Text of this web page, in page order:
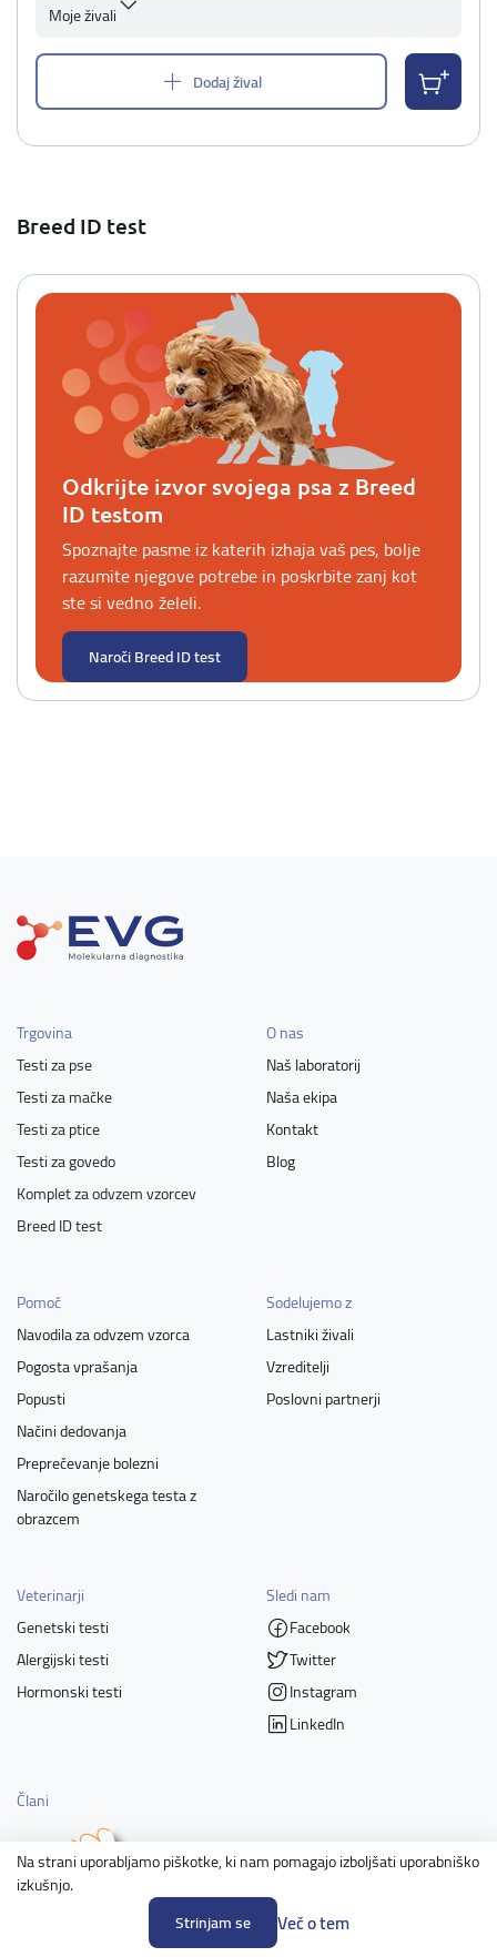
Na strani uporabljamo piškotke, ki nam pomagajo izboljšati uporabniško
izkušnjo.
Strinjam se
Več o tem
Moje živali
Dodaj žival
Breed ID test
Odkrijte izvor svojega psa z Breed
ID testom
Spoznajte pasme iz katerih izhaja vaš pes, bolje
razumite njegove potrebe in poskrbite zanj kot
ste si vedno želeli.
Naroči Breed ID test
Trgovina
Testi za pse
Testi za mačke
Testi za ptice
Testi za govedo
Komplet za odvzem vzorcev
Breed ID test
O nas
Naš laboratorij
Naša ekipa
Kontakt
Blog
Pomoč
Navodila za odvzem vzorca
Pogosta vprašanja
Popusti
Načini dedovanja
Preprečevanje bolezni
Naročilo genetskega testa z
obrazcem
Sodelujemo z
Lastniki živali
Vzreditelji
Poslovni partnerji
Veterinarji
Genetski testi
Alergijski testi
Hormonski testi
Sledi nam
Facebook
Twitter
Instagram
LinkedIn
Člani